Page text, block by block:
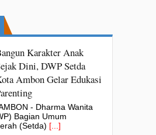
Karakter Anak
Dini, DWP Setda
Ambon Gelar Edukasi
- Dharma Wanita
Bagian Umum
(Setda) [...]